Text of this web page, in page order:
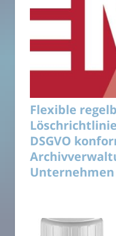
Flexible
DSGVO
Unternehmen